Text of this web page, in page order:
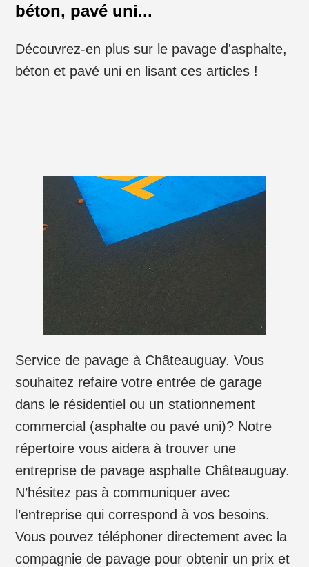
béton, pavé uni...
Découvrez-en plus sur le pavage d'asphalte,
béton et pavé uni en lisant ces articles !
Service de pavage à Châteauguay. Vous
souhaitez refaire votre entrée de garage
dans le résidentiel ou un stationnement
commercial (asphalte ou pavé uni)? Notre
répertoire vous aidera à trouver une
entreprise de pavage asphalte Châteauguay.
N’hésitez pas à communiquer avec
l’entreprise qui correspond à vos besoins.
Vous pouvez téléphoner directement avec la
compagnie de pavage pour obtenir un prix et